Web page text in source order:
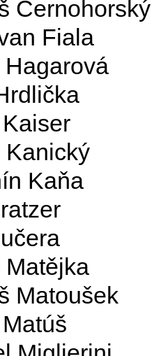
Černohorský
Fiala
Hagarová
Kanický
Kaňa
Matějka
Matoušek